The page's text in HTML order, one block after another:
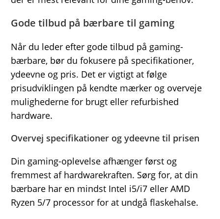
Gode tilbud på bærbare til gaming
Når du leder efter gode tilbud på gaming-
bærbare, bør du fokusere på specifikationer,
ydeevne og pris. Det er vigtigt at følge
prisudviklingen på kendte mærker og overveje
mulighederne for brugt eller refurbished
hardware.
Overvej specifikationer og ydeevne til prisen
Din gaming-oplevelse afhænger først og
fremmest af hardwarekraften. Sørg for, at din
bærbare har en mindst Intel i5/i7 eller AMD
Ryzen 5/7 processor for at undgå flaskehalse.